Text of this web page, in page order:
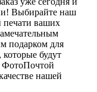
Выбирайте наш
печати ваших
подарком для
будут
ФотоПочтой
нашей